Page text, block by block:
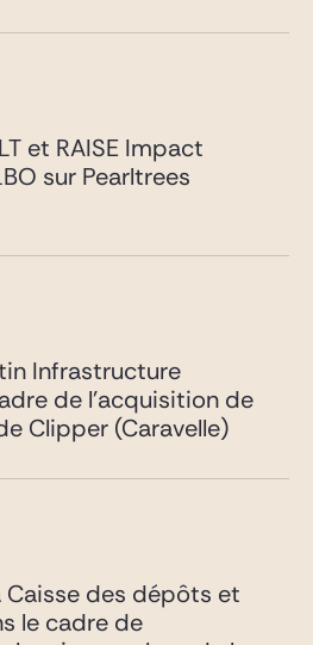
et RAISE Impact
sur Pearltrees
Infrastructure
de l’acquisition de
Clipper (Caravelle)
Caisse des dépôts et
le cadre de